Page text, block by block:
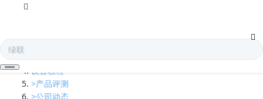
凯发娱乐全球的技术支持
设置教程
>产品评测
>公司动态